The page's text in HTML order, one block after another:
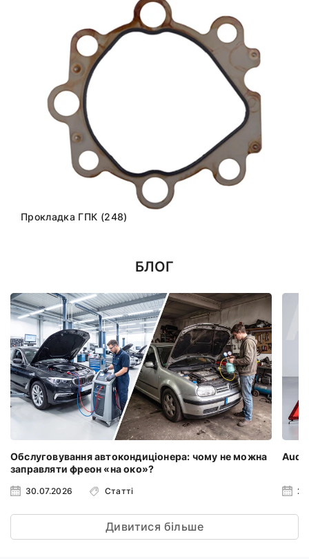
Прокладка ГПК (248)
БЛОГ
Обслуговування автокондиціонера: чому не можна
заправляти фреон «на око»?
30.07.2026 Статті
Audi
Дивитися більше